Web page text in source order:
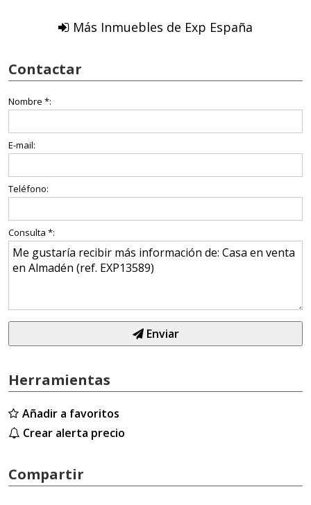
Más Inmuebles de Exp España
Contactar
Nombre *:
E-mail:
Teléfono:
Consulta *:
Enviar
Herramientas
Añadir a favoritos
Crear alerta precio
Compartir